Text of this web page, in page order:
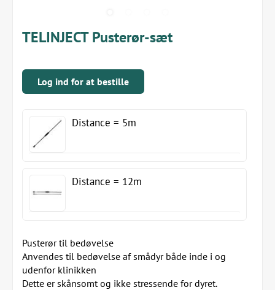
TELINJECT Pusterør-sæt
Log ind for at bestille
Distance = 5m
Distance = 12m
Pusterør til bedøvelse
Anvendes til bedøvelse af smådyr både inde i og
udenfor klinikken
Dette er skånsomt og ikke stressende for dyret.